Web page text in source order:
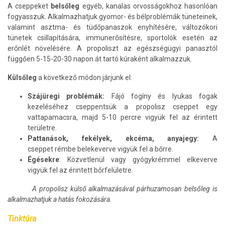
A cseppeket belsőleg egyéb, kanalas orvosságokhoz hasonlóan
fogyasszuk. Alkalmazhatjuk gyomor- és bélproblémák tüneteinek,
valamint asztma- és tüdőpanaszok enyhítésére, változókori
tünetek csillapítására, immunerősítésre, sportolók esetén az
erőnlét növelésére. A propoliszt az egészségügyi panasztól
függően 5-15-20-30 napon át tartó kúraként alkalmazzuk.
Külsőleg a következő módon járjunk el:
Szájüregi problémák:
Fájó fogíny és lyukas fogak
kezeléséhez cseppentsük a propolisz cseppet egy
vattapamacsra, majd 5-10 percre vigyük fel az érintett
területre.
Pattanások, fekélyek, ekcéma, anyajegy: A
cseppet rémbe belekeverve vigyük fel a bőrre.
Égésekre: Közvetlenül vagy gyógykrémmel elkeverve
vigyük fel az érintett bőrfelületre.
A propolisz külső alkalmazásával párhuzamosan belsőleg is
alkalmazhatjuk a hatás fokozására.
Tinktúra